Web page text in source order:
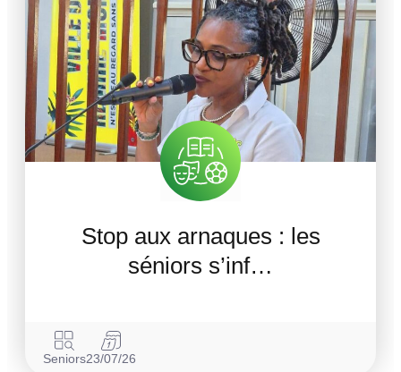
Stop aux arnaques : les
séniors s’inf…
Seniors23/07/26